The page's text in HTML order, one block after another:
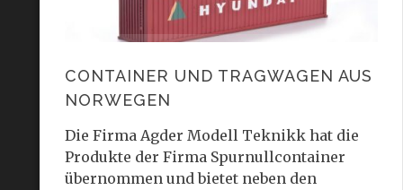
CONTAINER UND TRAGWAGEN AUS
NORWEGEN
Die Firma Agder Modell Teknikk hat die
Produkte der Firma Spurnullcontainer
übernommen und bietet neben den